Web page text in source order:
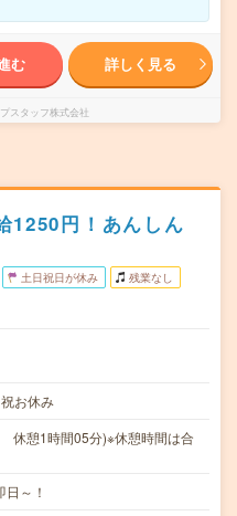
む 詳しく見る
スタッフ株式会社
1250円！あんしん
土日祝日が休み 残業なし
お休み
休憩1時間05分)※休憩時間は合
～！